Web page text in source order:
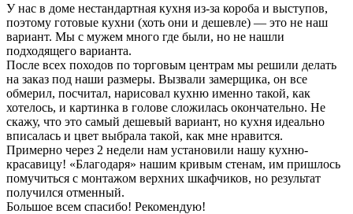
У нас в доме нестандартная кухня из-за короба и выступов,
поэтому готовые кухни (хоть они и дешевле) — это не наш
вариант. Мы с мужем много где были, но не нашли
подходящего варианта.
После всех походов по торговым центрам мы решили делать
на заказ под наши размеры. Вызвали замерщика, он все
обмерил, посчитал, нарисовал кухню именно такой, как
хотелось, и картинка в голове сложилась окончательно. Не
скажу, что это самый дешевый вариант, но кухня идеально
вписалась и цвет выбрала такой, как мне нравится.
Примерно через 2 недели нам установили нашу кухню-
красавицу! «Благодаря» нашим кривым стенам, им пришлось
помучиться с монтажом верхних шкафчиков, но результат
получился отменный.
Большое всем спасибо! Рекомендую!